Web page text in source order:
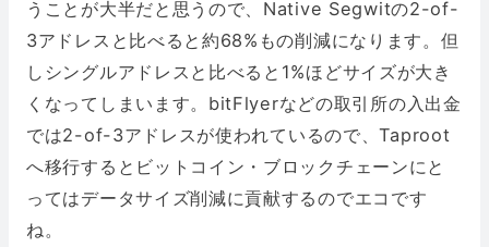
うことが大半だと思うので、Native Segwitの2-of-
3アドレスと比べると約68%もの削減になります。但
しシングルアドレスと比べると1%ほどサイズが大き
くなってしまいます。bitFlyerなどの取引所の入出金
では2-of-3アドレスが使われているので、Taproot
へ移行するとビットコイン・ブロックチェーンにと
ってはデータサイズ削減に貢献するのでエコです
ね。